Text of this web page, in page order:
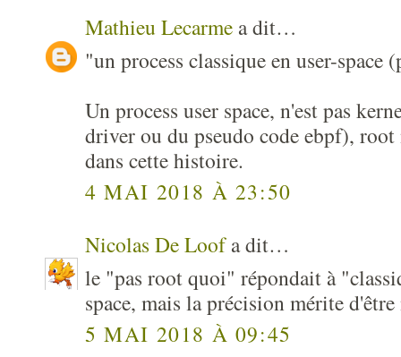
Mathieu Lecarme a dit…
"un process classique en user-space
Un process user space, n'est pas
driver ou du pseudo code ebpf),
dans cette histoire.
4 MAI 2018 À 23:50
Nicolas De Loofa dit…
le "pas root quoi" répondait à
space, mais la précision mérite
5 MAI 2018 À 09:45